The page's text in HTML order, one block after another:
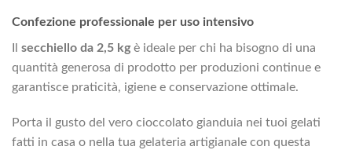
Confezione professionale per uso intensivo
Il secchiello da 2,5 kgè ideale per chi ha bisogno di una
quantità generosa di prodotto per produzioni continue e
garantisce praticità, igiene e conservazione ottimale.
Porta il gusto del vero cioccolato gianduia nei tuoi gelati
fatti in casa o nella tua gelateria artigianale con questa